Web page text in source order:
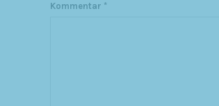
Kommentar *